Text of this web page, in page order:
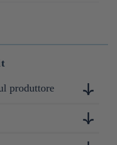
produttore
dans la
boissons alcoolisées et